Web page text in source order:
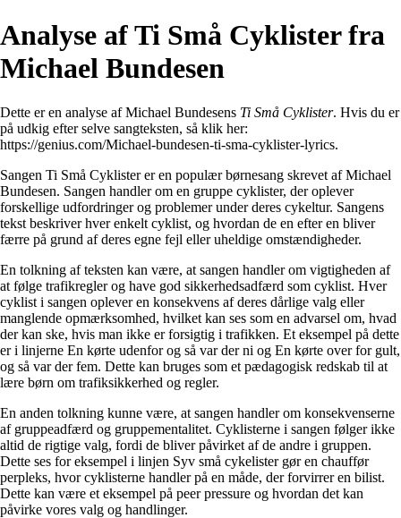
Analyse af Ti Små Cyklister fra
Michael Bundesen
Dette er en analyse af Michael Bundesens Ti Små Cyklister. Hvis du er
på udkig efter selve sangteksten, så klik her:
https://genius.com/Michael-bundesen-ti-sma-cyklister-lyrics.
Sangen Ti Små Cyklister er en populær børnesang skrevet af Michael
Bundesen. Sangen handler om en gruppe cyklister, der oplever
forskellige udfordringer og problemer under deres cykeltur. Sangens
tekst beskriver hver enkelt cyklist, og hvordan de en efter en bliver
færre på grund af deres egne fejl eller uheldige omstændigheder.
En tolkning af teksten kan være, at sangen handler om vigtigheden af
at følge trafikregler og have god sikkerhedsadfærd som cyklist. Hver
cyklist i sangen oplever en konsekvens af deres dårlige valg eller
manglende opmærksomhed, hvilket kan ses som en advarsel om, hvad
der kan ske, hvis man ikke er forsigtig i trafikken. Et eksempel på dette
er i linjerne En kørte udenfor og så var der ni og En kørte over for gult,
og så var der fem. Dette kan bruges som et pædagogisk redskab til at
lære børn om trafiksikkerhed og regler.
En anden tolkning kunne være, at sangen handler om konsekvenserne
af gruppeadfærd og gruppementalitet. Cyklisterne i sangen følger ikke
altid de rigtige valg, fordi de bliver påvirket af de andre i gruppen.
Dette ses for eksempel i linjen Syv små cykelister gør en chauffør
perpleks, hvor cyklisterne handler på en måde, der forvirrer en bilist.
Dette kan være et eksempel på peer pressure og hvordan det kan
påvirke vores valg og handlinger.